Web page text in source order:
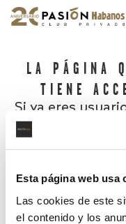
Esta página web usa
Las cookies de este
el contenido y los
LA PÁGINA
TIENE
Si ya eres